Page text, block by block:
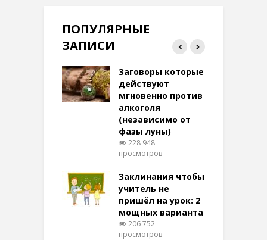
ПОПУЛЯРНЫЕ
ЗАПИСИ
Заговоры которые
действуют
мгновенно против
алкоголя
(независимо от
фазы луны)
228 948
просмотров
Заклинания чтобы
учитель не
пришёл на урок: 2
мощных варианта
206 752
просмотров